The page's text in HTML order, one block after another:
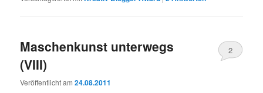
Maschenkunst unterwegs
(VIII)
Veröffentlicht am24.08.2011
2